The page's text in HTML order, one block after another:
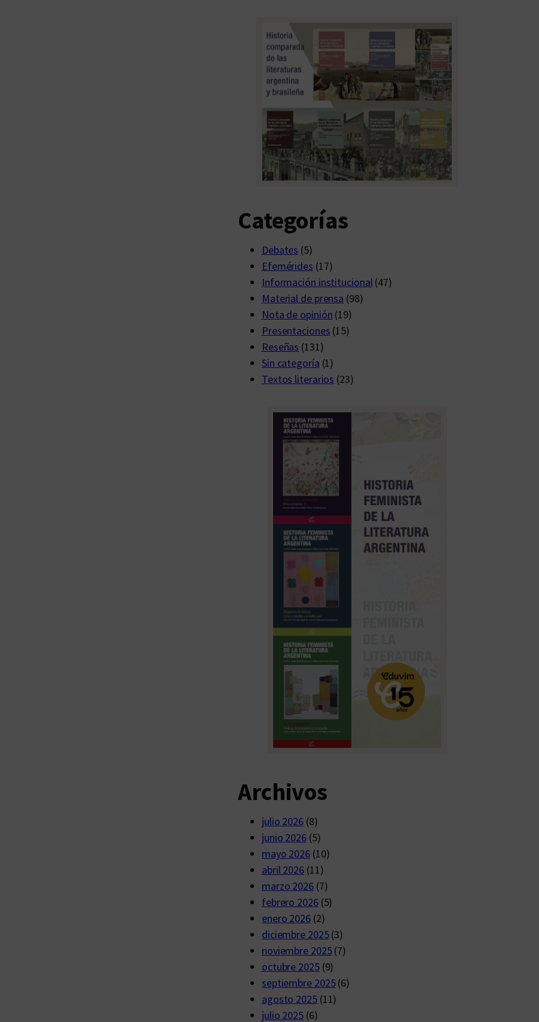
Categorías
Debates (5)
Efemérides (17)
Información institucional(47)
Material de prensa (98)
Nota de opinión (19)
Presentaciones (15)
Reseñas (131)
Sin categoría (1)
Textos literarios (23)
Archivos
julio 2026(8)
junio 2026(5)
mayo 2026 (10)
abril 2026(11)
marzo 2026(7)
febrero 2026(5)
enero 2026(2)
diciembre 2025(3)
noviembre 2025(7)
octubre 2025(9)
septiembre 2025(6)
agosto 2025(11)
julio 2025(6)